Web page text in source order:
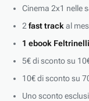
Cinema 2x1 nelle
2 fast track al
1 ebook Feltrinelli
5€ di sconto su
10€ di sconto su
Uno sconto